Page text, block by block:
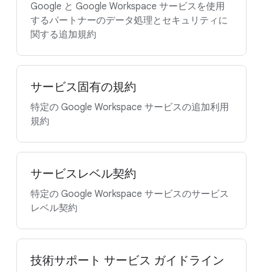
Google と Google Workspace サービスを使用
するパートナーのデータ処理とセキュリティに
関する追加規約
サービス固有の規約
特定の Google Workspace サービスの追加利用
規約
サービスレベル契約
特定の Google Workspace サービスのサービス
レベル契約
技術サポート サービス ガイドライン